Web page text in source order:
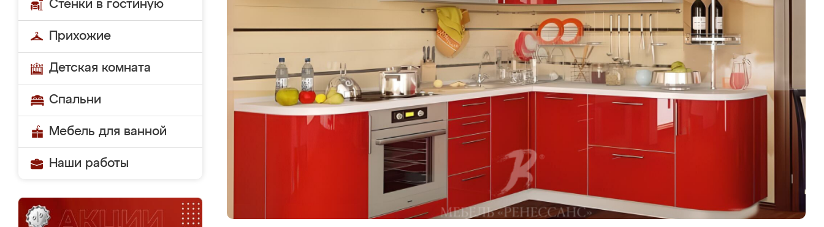
Стенки в гостиную
Прихожие
Детская комната
Спальни
Мебель для ванной
Наши работы